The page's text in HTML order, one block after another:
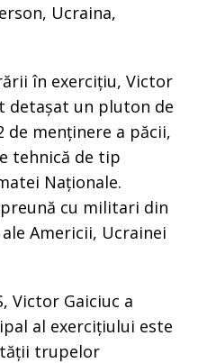
Ucraina,
în exercițiu, Victor
detașat un pluton de
menținere a păcii,
tehnică de tip
Naționale.
cu militari din
Americii, Ucrainei
Victor Gaiciuc a
al exercițiului este
trupelor